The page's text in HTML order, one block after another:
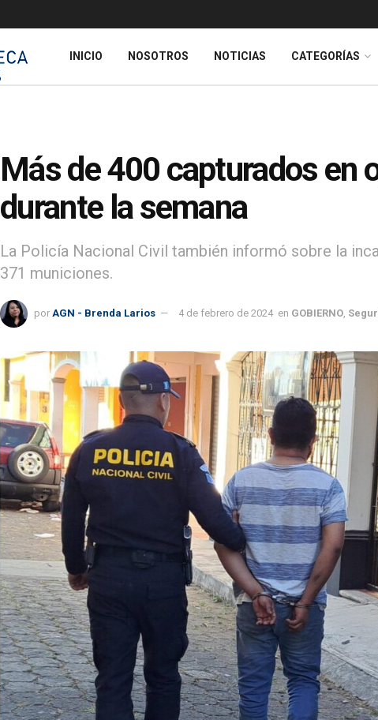
INICIO NOSOTROS NOTICIAS CATEGORÍAS
Más de 400 capturados en
durante la semana
La Policía Nacional Civil también informó sobre la
371 municiones.
por AGN - Brenda Larios 4 de febrero de 2024 en GOBIERNO